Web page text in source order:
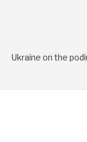
Ukraine on the